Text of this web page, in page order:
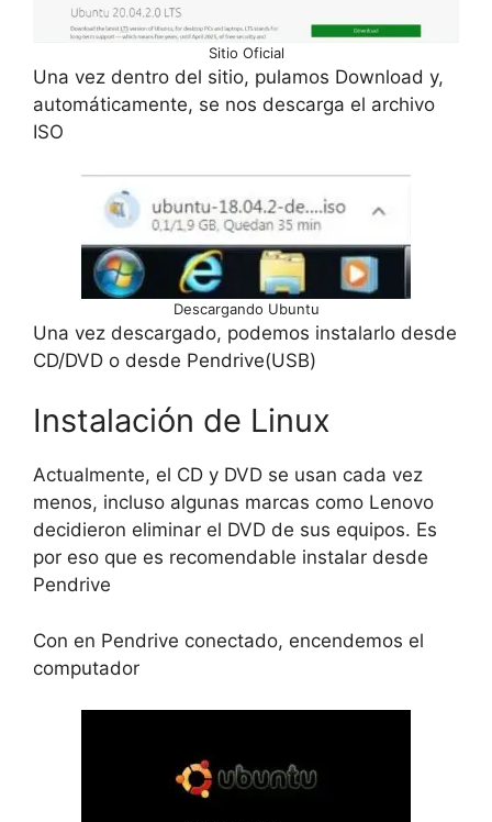
Sitio Oficial
Una vez dentro del sitio, pulamos Download y,
automáticamente, se nos descarga el archivo
ISO
Descargando Ubuntu
Una vez descargado, podemos instalarlo desde
CD/DVD o desde Pendrive(USB)
Instalación de Linux
Actualmente, el CD y DVD se usan cada vez
menos, incluso algunas marcas como Lenovo
decidieron eliminar el DVD de sus equipos. Es
por eso que es recomendable instalar desde
Pendrive
Con en Pendrive conectado, encendemos el
computador